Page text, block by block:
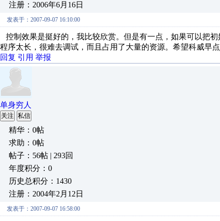
注册：2006年6月16日
发表于：2007-09-07 16:10:00
控制效果是挺好的，我比较欣赏。但是有一点，如果可以把
程序太长，很难去调试，而且占用了大量的资源。希望科威早
回复 引用 举报
单身穷人
关注 私信
精华：0帖
求助：0帖
帖子：56帖 | 293回
年度积分：0
历史总积分：1430
注册：2004年2月12日
发表于：2007-09-07 16:58:00